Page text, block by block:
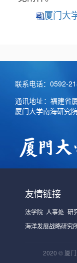
厦门大
联系电话：0592-
通讯地址：福建省
厦门大学南海研究
友情链接
法学院 人事处 研
海洋发展战略研究
2020 © 厦